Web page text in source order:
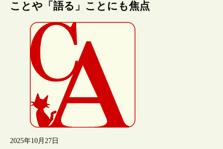
ことや「語る」ことにも焦点
2025年10月27日